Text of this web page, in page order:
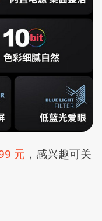
元 ，感兴趣可关